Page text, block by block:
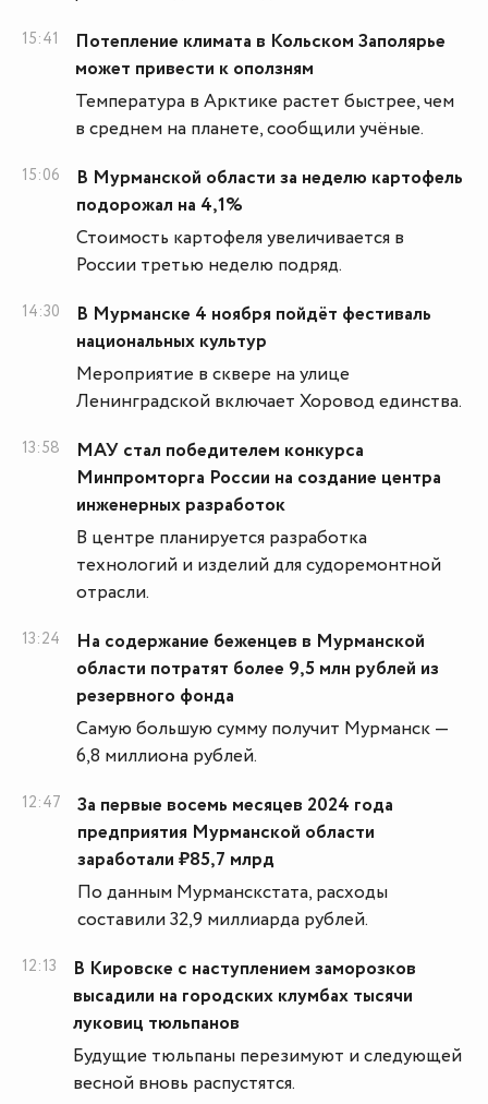
15:41
Потепление климата в Кольском Заполярье
может привести к оползням
Температура в Арктике растет быстрее, чем
в среднем на планете, сообщили учёные.
15:06
В Мурманской области за неделю картофель
подорожал на 4,1%
Стоимость картофеля увеличивается в
России третью неделю подряд.
14:30
В Мурманске 4 ноября пойдёт фестиваль
национальных культур
Мероприятие в сквере на улице
Ленинградской включает Хоровод единства.
13:58
МАУ стал победителем конкурса
Минпромторга России на создание центра
инженерных разработок
В центре планируется разработка
технологий и изделий для судоремонтной
отрасли.
13:24
На содержание беженцев в Мурманской
области потратят более 9,5 млн рублей из
резервного фонда
Самую большую сумму получит Мурманск —
6,8 миллиона рублей.
12:47
За первые восемь месяцев 2024 года
предприятия Мурманской области
заработали ₽85,7 млрд
По данным Мурманскстата, расходы
составили 32,9 миллиарда рублей.
12:13
В Кировске с наступлением заморозков
высадили на городских клумбах тысячи
луковиц тюльпанов
Будущие тюльпаны перезимуют и следующей
весной вновь распустятся.